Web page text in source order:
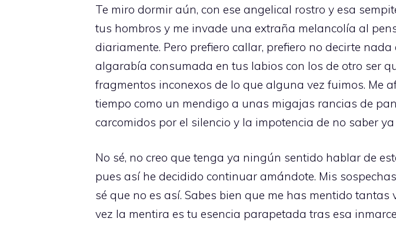
Te miro dormir aún, con ese angelical rostro y esa
tus hombros y me invade una extraña melancolía al
diariamente. Pero prefiero callar, prefiero no decirte
algarabía consumada en tus labios con los de otro ser
fragmentos inconexos de lo que alguna vez fuimos. Me
tiempo como un mendigo a unas migajas rancias de
carcomidos por el silencio y la impotencia de no saber
No sé, no creo que tenga ya ningún sentido hablar de
pues así he decidido continuar amándote. Mis
sé que no es así. Sabes bien que me has mentido
vez la mentira es tu esencia parapetada tras esa